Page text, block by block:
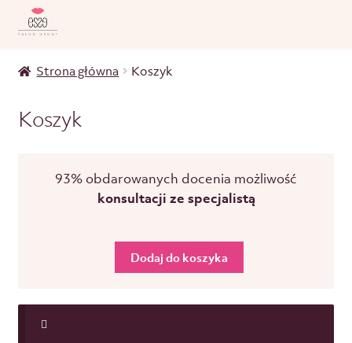
Strona główna Koszyk
Koszyk
93% obdarowanych docenia możliwość
konsultacji ze specjalistą
Dodaj do koszyka